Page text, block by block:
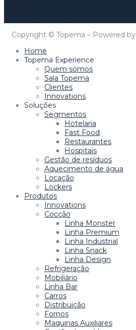
Copyright © Topema – Powered by
Home
Topema Experience
Quem somos
Sala Topema
Clientes
Innovations
Soluções
Segmentos
Hotelaria
Fast Food
Restaurantes
Hospitais
Gestão de resíduos
Aquecimento de água
Locação
Lockers
Produtos
Innovations
Cocção
Linha Monster
Linha Premium
Linha Industrial
Linha Snack
Linha Design
Refrigeração
Mobiliário
Linha Bar
Carros
Distribuição
Fornos
Maquinas Auxiliares